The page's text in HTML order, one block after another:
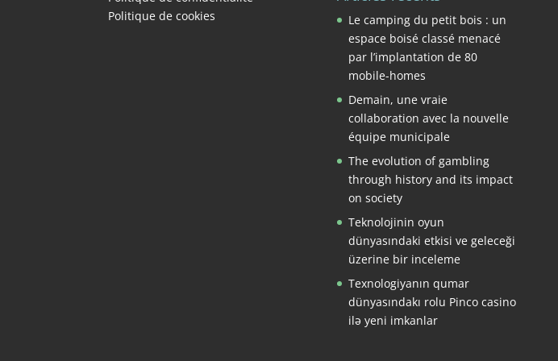
Politique de cookies
Le camping du petit bois : un
espace boisé classé menacé
par l’implantation de 80
mobile-homes
Demain, une vraie
collaboration avec la nouvelle
équipe municipale
The evolution of gambling
through history and its impact
on society
Teknolojinin oyun
dünyasındaki etkisi ve geleceği
üzerine bir inceleme
Texnologiyanın qumar
dünyasındakı rolu Pinco casino
ilə yeni imkanlar